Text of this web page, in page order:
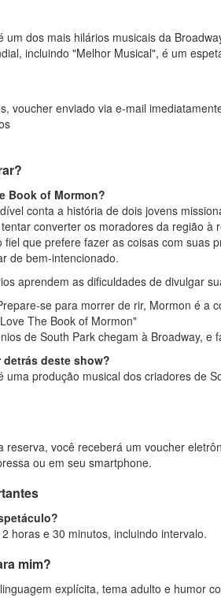
um dos mais hilários musicais da
incluindo "Melhor Musical", é um
voucher enviado via e-mail
Book of Mormon?
conta a história de dois jovens
converter os moradores da região
fiel que prefere fazer as coisas com
de bem-intencionado.
aprendem as dificuldades de divulgar
se para morrer de rir, Mormon é a
The Book of Mormon"
de South Park chegam à Broadway,
detrás deste show?
uma produção musical dos criadores de
reserva, você receberá um voucher
ou em seu smartphone.
horas e 30 minutos, incluindo intervalo.
mim?
explícita, tema adulto e humor